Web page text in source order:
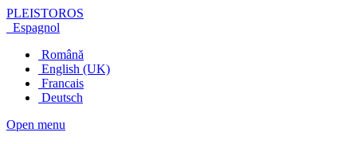
PLEISTOROS
Espagnol
Română
English (UK)
Francais
Deutsch
Open menu